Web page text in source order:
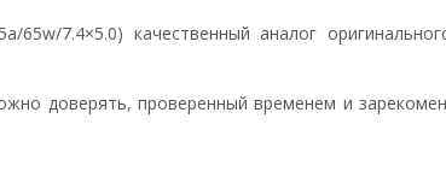
65w/7.4×5.0) качественный аналог
доверять, проверенный временем и